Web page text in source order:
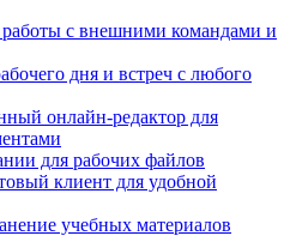
работы с внешними командами и
дня и встреч с любого
онлайн-редактор для
для рабочих файлов
клиент для удобной
учебных материалов